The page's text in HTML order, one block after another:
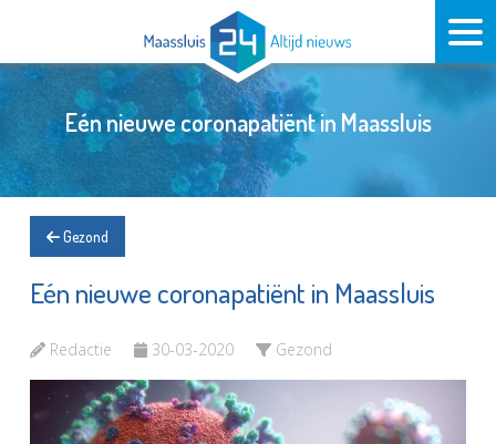
Eén nieuwe coronapatiënt in Maassluis
Gezond
Eén nieuwe coronapatiënt in Maassluis
Redactie 30-03-2020 Gezond